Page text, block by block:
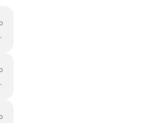
especial. O RTMP permite...
adicionar vários destinos ...